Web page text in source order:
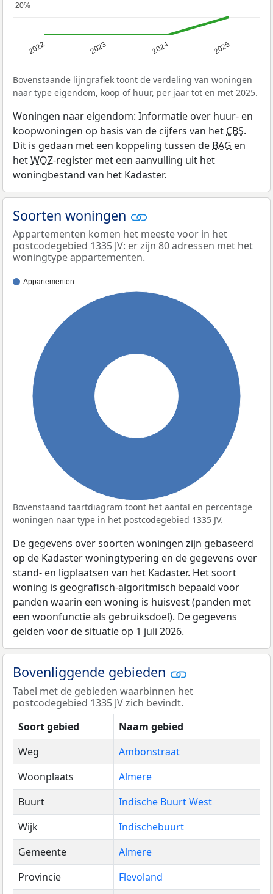
2022 2023 2024 2025
20%
20%
Bovenstaande lijngrafiek toont de verdeling van woningen
naar type eigendom, koop of huur, per jaar tot en met 2025.
Woningen naar eigendom: Informatie over huur- en
koopwoningen op basis van de cijfers van het CBS.
Dit is gedaan met een koppeling tussen de BAG en
hetWOZ-register met een aanvulling uit het
woningbestand van het Kadaster.
Soorten woningen
Appartementen komen het meeste voor in het
postcodegebied 1335 JV: er zijn 80 adressen met het
woningtype appartementen.
Appartementen
Bovenstaand taartdiagram toont het aantal en percentage
woningen naar type in het postcodegebied 1335 JV.
De gegevens over soorten woningen zijn gebaseerd
op de Kadaster woningtypering en de gegevens over
stand- en ligplaatsen van het Kadaster. Het soort
woning is geografisch-algoritmisch bepaald voor
panden waarin een woning is huisvest (panden met
een woonfunctie als gebruiksdoel). De gegevens
gelden voor de situatie op 1 juli 2026.
Bovenliggende gebieden
Tabel met de gebieden waarbinnen het
postcodegebied 1335 JV zich bevindt.
Soort gebied
Naam gebied
Weg
Ambonstraat
Woonplaats
Almere
Buurt
Indische Buurt West
Wijk
Indischebuurt
Gemeente
Almere
Provincie
Flevoland